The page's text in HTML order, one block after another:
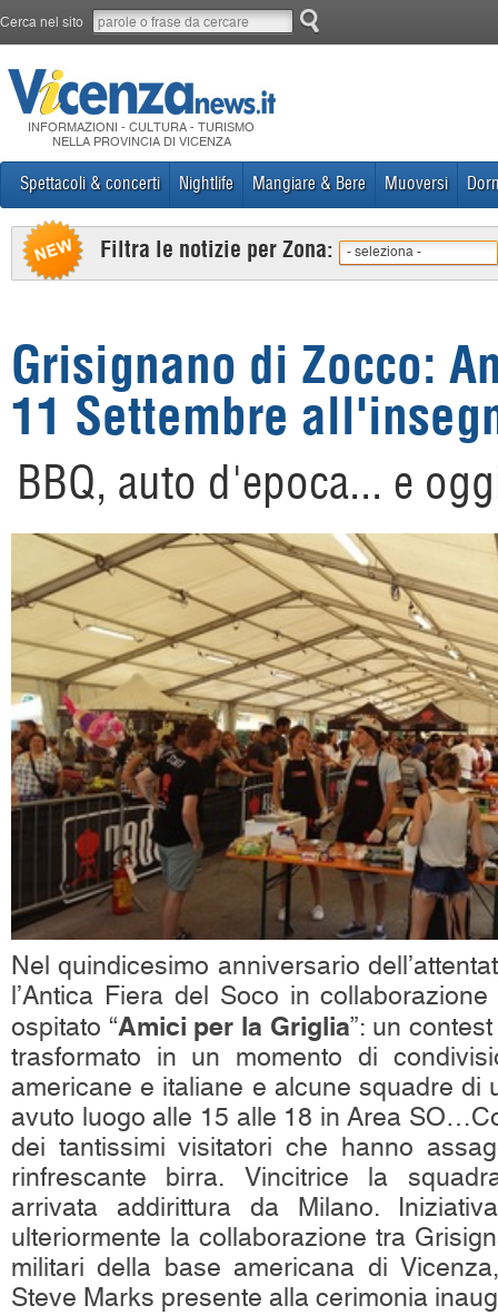
Cerca nel sito
INFORMAZIONI - CULTURA - TURISMO
NELLA PROVINCIA DI VICENZA
Spettacoli & concerti Nightlife Mangiare & Bere Muoversi
Filtra le notizie per Zona: - seleziona -
Grisignano di Zocco:
11 Settembre
BBQ, auto d'epoca... e
Nel quindicesimo anniversario
l’Antica Fiera del Soco in
ospitato “Amici per la Griglia”: un
trasformato in un momento di
americane e italiane e alcune squadre di
avuto luogo alle 15 alle 18 in Area
dei tantissimi visitatori che hanno
rinfrescante birra. Vincitrice la
arrivata addirittura da Milano.
ulteriormente la collaborazione tra
militari della base americana di
Steve Marks presente alla cerimonia